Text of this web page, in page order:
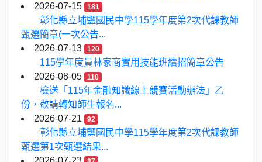
2026-07-15
181
彰化縣立埔鹽國民中學115學年度第2次代課教師
甄選簡章(一次公告...
2026-07-13
120
115學年度員林家商實用技能班續招簡章公告
2026-08-05
110
檢送「115年金融知識線上競賽活動辦法」乙
份，敬請轉知師生報名...
2026-07-21
92
彰化縣立埔鹽國民中學115學年度第2次代課教師
甄選第1次甄選結果...